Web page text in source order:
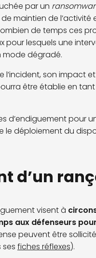
par un
maintien de
de temps ces
pour lesquels une
mode dégradé.
l’incident, son impact
être établie en tant
d’endiguement pour
le déploiement du
d’un
visent à
aux défenseurs
peuvent être
fiches réflexes).